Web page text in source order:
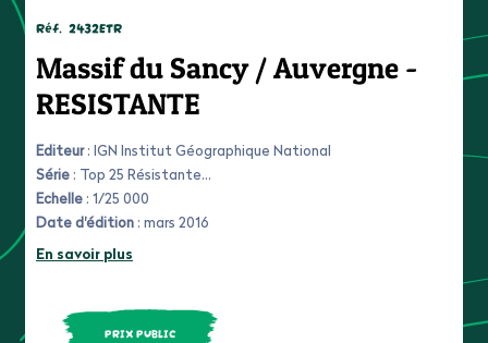
Réf. 2432ETR
Massif du Sancy / Auvergne -
RESISTANTE
Editeur: IGN Institut Géographique National
Série : Top 25 Résistante
Echelle : 1/25 000
Date d'édition : mars 2016
En savoir plus
PRIX PUBLIC